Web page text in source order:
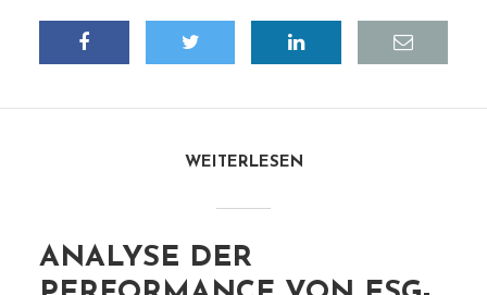
WEITERLESEN
ANALYSE DER